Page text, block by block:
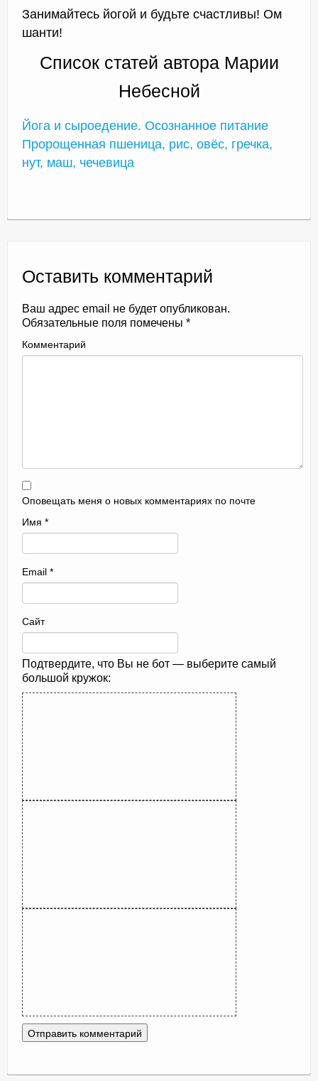
Занимайтесь йогой и будьте счастливы! Ом
шанти!
Список статей автора Марии
Небесной
Йога и сыроедение. Осознанное питание
Пророщенная пшеница, рис, овёс, гречка,
нут, маш, чечевица
Оставить комментарий
Ваш адрес email не будет опубликован.
Обязательные поля помечены *
Комментарий
Оповещать меня о новых комментариях по почте
Имя *
Email *
Сайт
Подтвердите, что Вы не бот — выберите самый
большой кружок: